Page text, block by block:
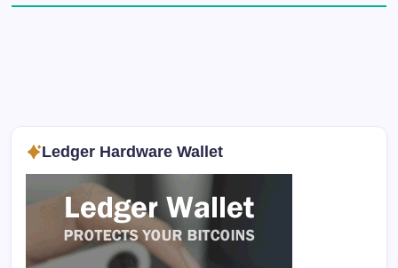
Ledger Hardware Wallet